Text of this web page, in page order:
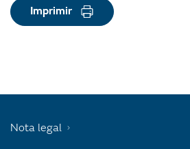
Imprimir
Nota legal